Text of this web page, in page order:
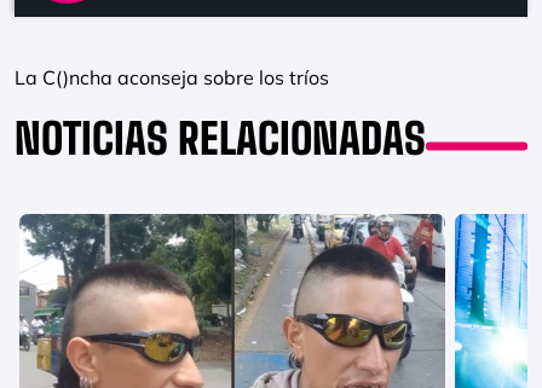
La C()ncha aconseja sobre los tríos
NOTICIAS RELACIONADAS